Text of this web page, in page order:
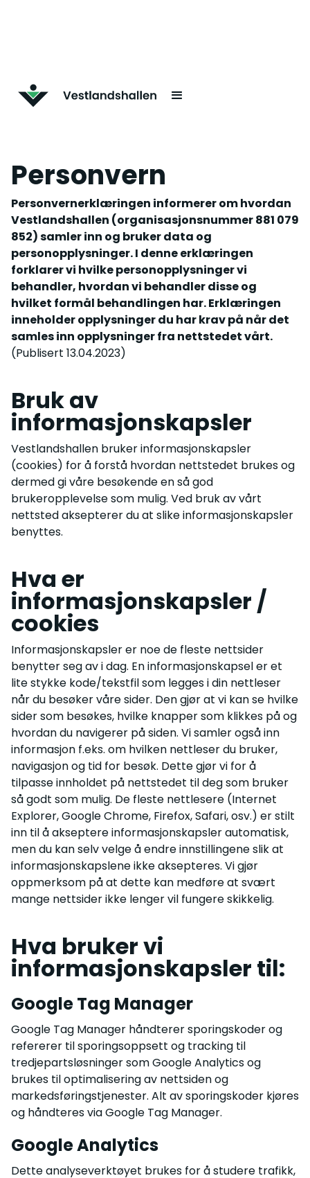
Personvern
Personvernerklæringen informerer om hvordan
Vestlandshallen (organisasjonsnummer 881 079
852) samler inn og bruker data og
personopplysninger. I denne erklæringen
forklarer vi hvilke personopplysninger vi
behandler, hvordan vi behandler disse og
hvilket formål behandlingen har. Erklæringen
inneholder opplysninger du har krav på når det
samles inn opplysninger fra nettstedet vårt.
(Publisert 13.04.2023)
Bruk av
informasjonskapsler
Vestlandshallen bruker informasjonskapsler
(cookies) for å forstå hvordan nettstedet brukes og
dermed gi våre besøkende en så god
brukeropplevelse som mulig. Ved bruk av vårt
nettsted aksepterer du at slike informasjonskapsler
benyttes.
Hva er
informasjonskapsler /
cookies
Informasjonskapsler er noe de fleste nettsider
benytter seg av i dag. En informasjonskapsel er et
lite stykke kode/tekstfil som legges i din nettleser
når du besøker våre sider. Den gjør at vi kan se hvilke
sider som besøkes, hvilke knapper som klikkes på og
hvordan du navigerer på siden. Vi samler også inn
informasjon f.eks. om hvilken nettleser du bruker,
navigasjon og tid for besøk. Dette gjør vi for å
tilpasse innholdet på nettstedet til deg som bruker
så godt som mulig. De fleste nettlesere (Internet
Explorer, Google Chrome, Firefox, Safari, osv.) er stilt
inn til å akseptere informasjonskapsler automatisk,
men du kan selv velge å endre innstillingene slik at
informasjonskapslene ikke aksepteres. Vi gjør
oppmerksom på at dette kan medføre at svært
mange nettsider ikke lenger vil fungere skikkelig.
Hva bruker vi
informasjonskapsler til:
Google Tag Manager
Google Tag Manager håndterer sporingskoder og
refererer til sporingsoppsett og tracking til
tredjepartsløsninger som Google Analytics og
brukes til optimalisering av nettsiden og
markedsføringstjenester. Alt av sporingskoder kjøres
og håndteres via Google Tag Manager.
Google Analytics
Dette analyseverktøyet brukes for å studere trafikk,